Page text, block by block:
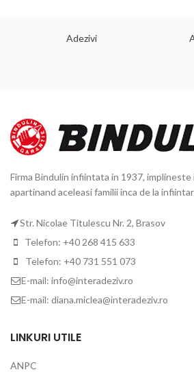
Adezivi
Firma Bindulin infiintata in 1937, implineste
apartinand aceleasi familii inca de la
Str. Nicolae Titulescu Nr. 2, Brasov
Telefon: +40 268 415 633
Telefon: +40 731 551 073
E-mail: info@interadeziv.ro
E-mail: diana.miclea@interadeziv.ro
LINKURI UTILE
ANPC